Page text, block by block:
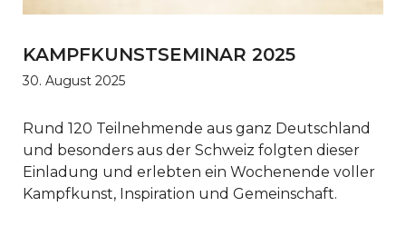
KAMPFKUNSTSEMINAR 2025
30. August 2025
Rund 120 Teilnehmende aus ganz Deutschland
und besonders aus der Schweiz folgten dieser
Einladung und erlebten ein Wochenende voller
Kampfkunst, Inspiration und Gemeinschaft.